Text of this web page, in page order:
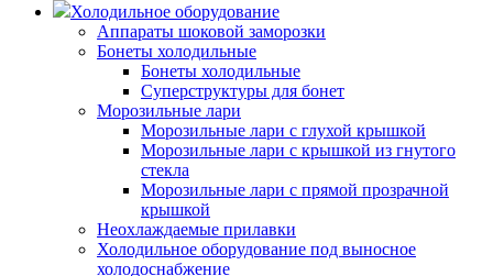
Холодильное оборудование
Аппараты шоковой заморозки
Бонеты холодильные
Бонеты холодильные
Суперструктуры для бонет
Морозильные лари
Морозильные лари с глухой крышкой
Морозильные лари с крышкой из гнутого
стекла
Морозильные лари с прямой прозрачной
крышкой
Неохлаждаемые прилавки
Холодильное оборудование под выносное
холодоснабжение